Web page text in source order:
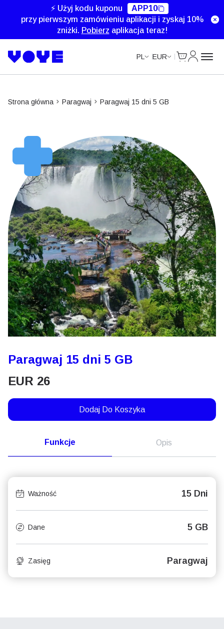
⚡ Użyj kodu kuponu
APP10
przy pierwszym zamówieniu aplikacji i zyskaj 10%
zniżki. Pobierz aplikacja teraz!
PL EUR
Strona główna Paragwaj Paragwaj 15 dni 5 GB
Paragwaj 15 dni 5 GB
EUR 26
Dodaj Do Koszyka
Funkcje Opis
Ważność 15 Dni
Dane 5 GB
Zasięg Paragwaj